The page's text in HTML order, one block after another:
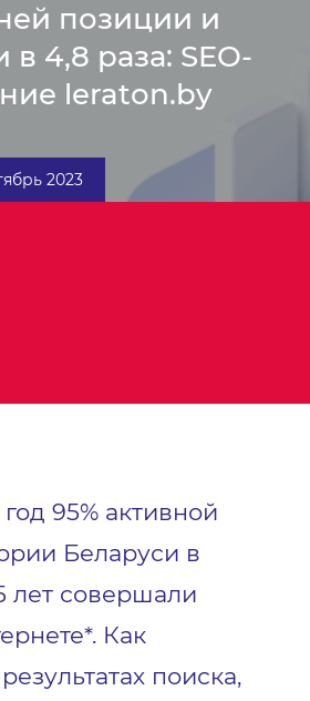
позиции и
4,8 раза: SEO-
leraton.by
2023
95% активной
Беларуси в
лет совершали
Как
поиска,